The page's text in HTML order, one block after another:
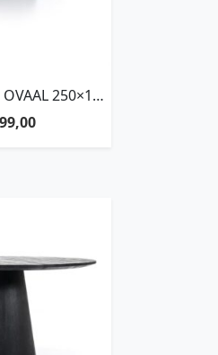
250×110